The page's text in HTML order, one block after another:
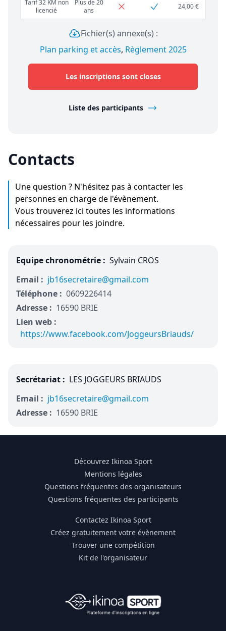
Tarif 32 KM non
licencié
Plus de 20
ans
24,00 €
Fichier(s) annexe(s) :
Plan parking et accès, Règlement 2025
Les inscriptions sont closes
Liste des participants
Contacts
Une question ? N'hésitez pas à contacter les
personnes en charge de l'évènement.
Vous trouverez ici toutes les informations
nécessaires pour les joindre.
Equipe chronométrie : Sylvain CROS
Email : jb16secretaire@gmail.com
Téléphone : 0609226414
Adresse : 16590 BRIE
Lien web :
https://www.facebook.com/JoggeursBriauds/
Secrétariat : LES JOGGEURS BRIAUDS
Email : jb16secretaire@gmail.com
Adresse : 16590 BRIE
Découvrez Ikinoa Sport
Mentions légales
Questions fréquentes des organisateurs
Questions fréquentes des participants
Contactez Ikinoa Sport
Créez gratuitement votre évènement
Trouver une compétition
Kit de l'organisateur